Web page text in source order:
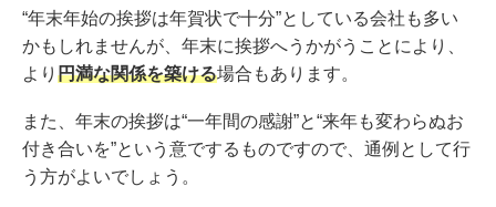
“年末年始の挨拶は年賀状で十分”としている会社も多い
かもしれませんが、年末に挨拶へうかがうことにより、
より 円満な関係を築ける場合もあります。
また、年末の挨拶は“一年間の感謝”と“来年も変わらぬお
付き合いを”という意でするものですので、通例として行
う方がよいでしょう。